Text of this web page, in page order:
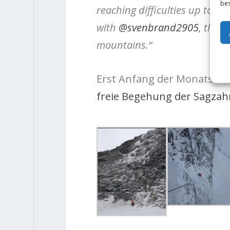
reaching difficulties up to
with @svenbrand2905, this
mountains.“
Erst Anfang der Monats
freie Begehung der